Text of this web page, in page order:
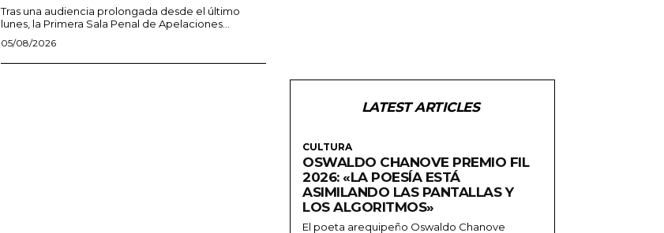
Tras una audiencia prolongada desde el último
lunes, la Primera Sala Penal de Apelaciones...
05/08/2026
LATEST ARTICLES
CULTURA
OSWALDO CHANOVE PREMIO FIL
2026: «LA POESÍA ESTÁ
ASIMILANDO LAS PANTALLAS Y
LOS ALGORITMOS»
El poeta arequipeño Oswaldo Chanove